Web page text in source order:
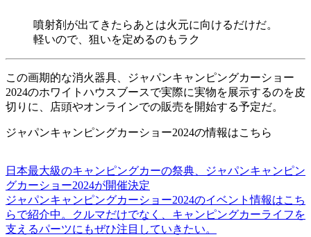
噴射剤が出てきたらあとは火元に向けるだけだ。
軽いので、狙いを定めるのもラク
この画期的な消火器具、ジャパンキャンピングカーショー
2024のホワイトハウスブースで実際に実物を展示するのを皮
切りに、店頭やオンラインでの販売を開始する予定だ。
ジャパンキャンピングカーショー2024の情報はこちら
日本最大級のキャンピングカーの祭典、ジャパンキャンピン
グカーショー2024が開催決定
ジャパンキャンピングカーショー2024のイベント情報はこち
らで紹介中。クルマだけでなく、キャンピングカーライフを
支えるパーツにもぜひ注目していきたい。